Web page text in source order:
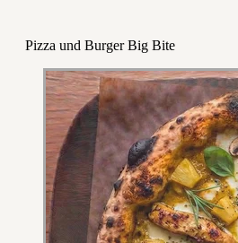
Pizza und Burger Big Bite